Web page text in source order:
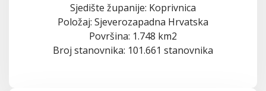
Sjedište županije: Koprivnica
Položaj: Sjeverozapadna Hrvatska
Površina: 1.748 km2
Broj stanovnika: 101.661 stanovnika